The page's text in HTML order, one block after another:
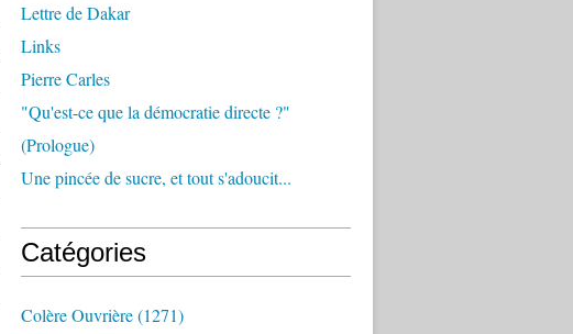
Lettre de Dakar
Links
Pierre Carles
"Qu'est-ce que la démocratie directe ?"
(Prologue)
Une pincée de sucre, et tout s'adoucit...
Catégories
Colère Ouvrière(1271)